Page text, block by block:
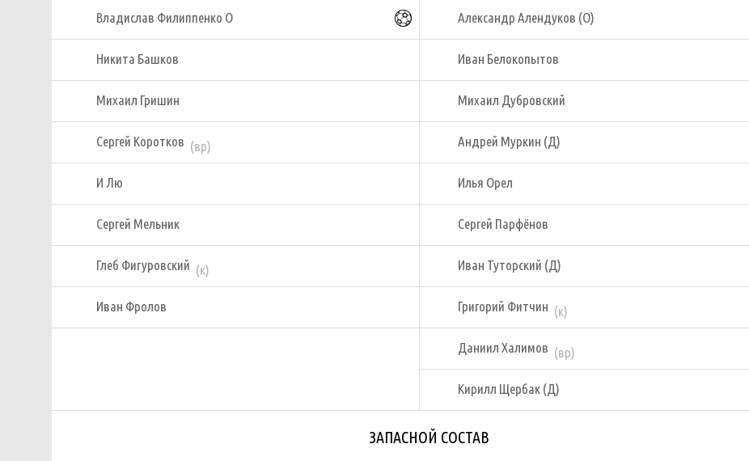
Владислав Филиппенко О
Никита Башков
Михаил Гришин
Сергей Коротков (вр)
И Лю
Сергей Мельник
Глеб Фигуровский (к)
Иван Фролов
Александр Алендуков (О)
Иван Белокопытов
Михаил Дубровский
Андрей Муркин (Д)
Илья Орел
Сергей Парфёнов
Иван Туторский (Д)
Григорий Фитчин (к)
Даниил Халимов (вр)
Кирилл Щербак (Д)
ЗАПАСНОЙ СОСТАВ